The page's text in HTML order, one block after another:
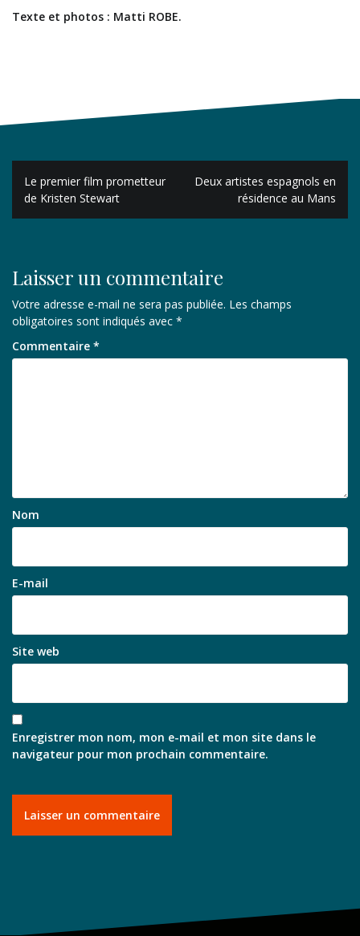
Texte et photos : Matti ROBE.
Navigation
de
l’article
Le premier film prometteur
de Kristen Stewart
Deux artistes espagnols en
résidence au Mans
Laisser un commentaire
Votre adresse e-mail ne sera pas publiée. Les champs
obligatoires sont indiqués avec *
Commentaire *
Nom
E-mail
Site web
Enregistrer mon nom, mon e-mail et mon site dans le
navigateur pour mon prochain commentaire.